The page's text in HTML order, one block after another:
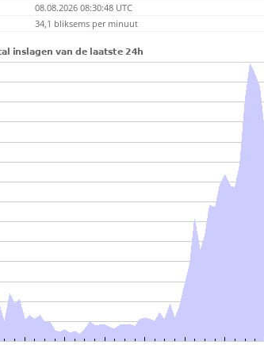
08.08.2026 08:30:48 UTC
34,1 bliksems per minuut